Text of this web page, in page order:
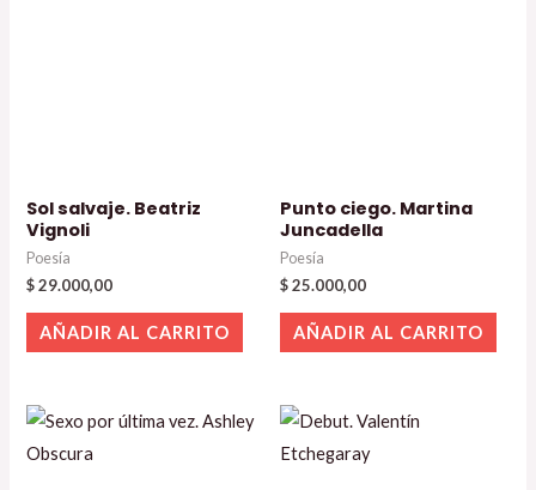
Sol salvaje. Beatriz
Vignoli
Poesía
$29.000,00
AÑADIR AL CARRITO
Punto ciego. Martina
Juncadella
Poesía
$25.000,00
AÑADIR AL CARRITO